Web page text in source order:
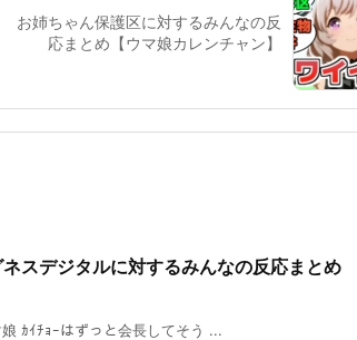
お姉ちゃん保護区に対するみんなの反
応まとめ【ウマ娘カレンチャン】
スデジタルに対するみんなの反応まとめ
ｶｲﾁｮｰはずっと会長してそう ...